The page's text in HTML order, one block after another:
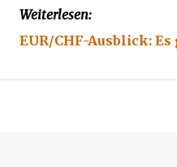
Weiterlesen:
EUR/CHF-Ausblick: